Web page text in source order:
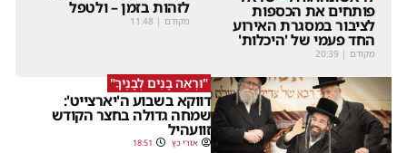
פותחים את הכספות
לציבור במסגרת האירוע
החד פעמי של 'היכלות'
מקודם |
20:39
לזהות בזמן – ולטפל
מקודם |
11:48
"וּרְאֵה בָנִים לְבָנֶיךָ"
דווקא בשבוע ה'יארצייט':
שמחה גדולה בחצר הקודש
זוועהיל
אורי כץ 18:51